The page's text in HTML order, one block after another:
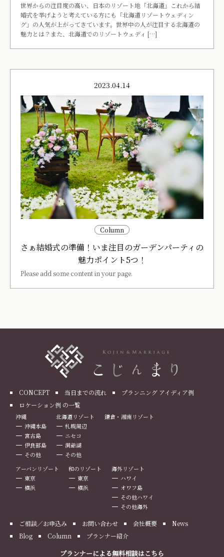
世界からの注目度の高い、日本のリゾート地「北海道」これから結
婚式を挙げようと考えている方にも「北海道リゾートウェディン
グ」の人気が上がってきています。世界中の人が注目する北海道の
魅力とは？また、北海道でのリゾートウェディ […]
2023.04.14
Column
さぁ結婚式の準備！いま注目のガーデンパーティの
魅力ポイント5つ！
Please add some content in your page.
CONCEPT 当日までの流れ
プランニング アイディア例
ロケーション例 の一覧
沖縄
沖縄本島
宮古島
伊良部島
その他
北海道リゾート
札幌周辺
ニセコ
洞爺湖
その他
鎌倉・湘南リゾート
アーバンリゾート
東京
横浜
和のリゾート
東京
横浜
海外リゾート
ハワイ
オワフ島
その他ハワイ
その他海外
ご相談／お申込み お問い合わせ 会社概要
News
Blog
Column プランナー紹介
プランナーによる無料相談はこちら